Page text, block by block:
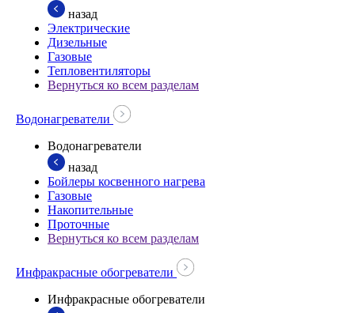
назад
Электрические
Дизельные
Газовые
Тепловентиляторы
Вернуться ко всем разделам
Водонагреватели
Водонагреватели
назад
Бойлеры косвенного нагрева
Газовые
Накопительные
Проточные
Вернуться ко всем разделам
Инфракрасные обогреватели
Инфракрасные обогреватели